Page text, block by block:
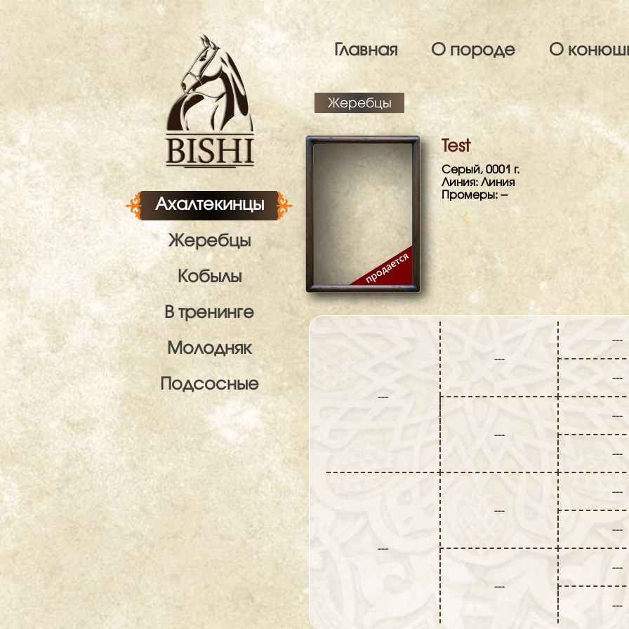
Ахалтекинцы
Жеребцы
Кобылы
В тренинге
Молодняк
Подсосные
Главная О породе О
Жеребцы
Test
Серый, 0001 г.
Линия: Линия
Промеры: --
---
---
---
---
---
---
---
---
---
---
---
---
---
---